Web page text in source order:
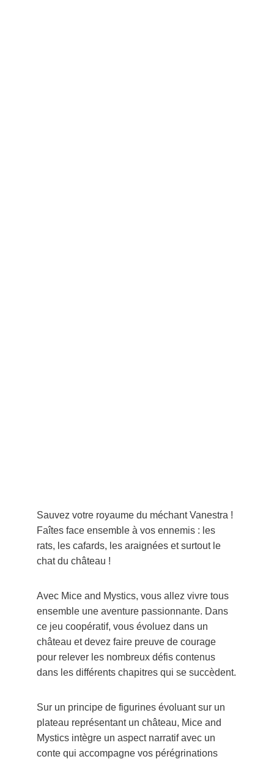
Sauvez votre royaume du méchant Vanestra !
Faîtes face ensemble à vos ennemis : les
rats, les cafards, les araignées et surtout le
chat du château !
Avec Mice and Mystics, vous allez vivre tous
ensemble une aventure passionnante. Dans
ce jeu coopératif, vous évoluez dans un
château et devez faire preuve de courage
pour relever les nombreux défis contenus
dans les différents chapitres qui se succèdent.
Sur un principe de figurines évoluant sur un
plateau représentant un château, Mice and
Mystics intègre un aspect narratif avec un
conte qui accompagne vos pérégrinations